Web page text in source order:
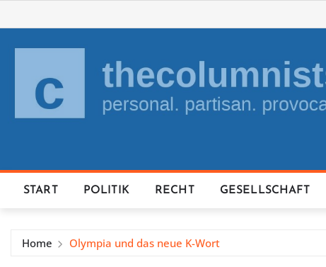
to
content
START POLITIK RECHT GESELLSCHAFT
Home Olympia und das neue K-Wort